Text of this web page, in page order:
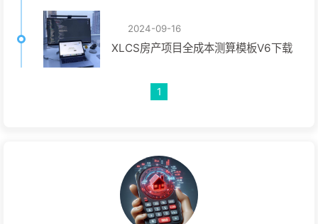
2024-09-16
XLCS房产项目全成本测算模板V6下载
1